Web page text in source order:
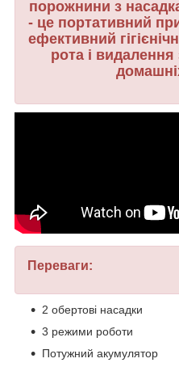
порожнини з
- це портативний
ефективний
рота і
Переваги:
2 обертові насадки
3 режими роботи
Потужний акумулятор